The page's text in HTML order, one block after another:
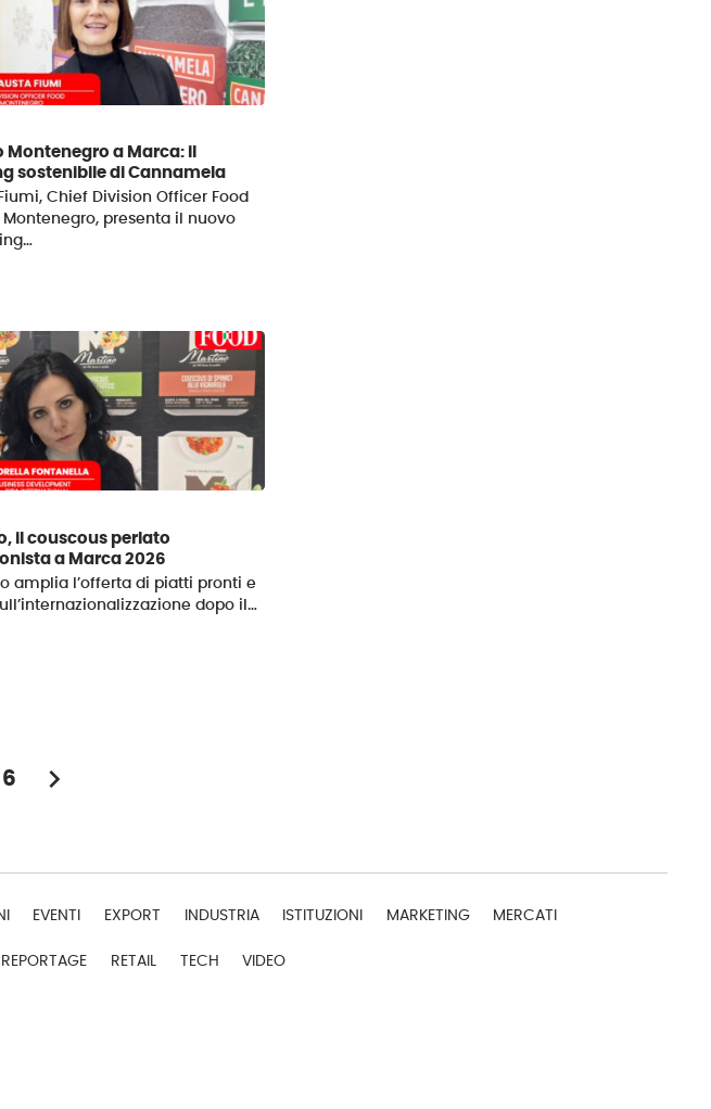
Montenegro a Marca: il
sostenibile di Cannamela
Chief Division Officer Food
Montenegro, presenta il nuovo
il couscous perlato
a Marca 2026
amplia l’offerta di piatti pronti e
dopo il…
6 chevron_right
EVENTI EXPORT INDUSTRIA ISTITUZIONI MARKETING MERCATI
REPORTAGE RETAIL TECH VIDEO